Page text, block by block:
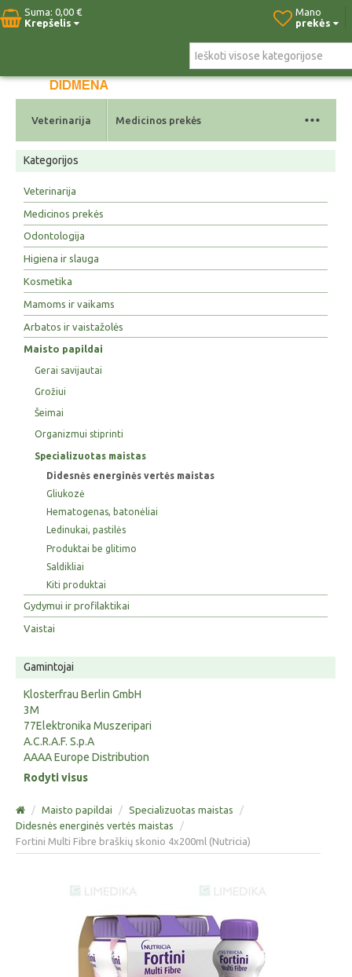
Suma: 0,00 €
Krepšelis
Mano
prekės
Naujos prekės Paieška Kontaktai
Veterinarija Medicinos prekės ...
Kategorijos
Veterinarija
Medicinos prekės
Odontologija
Higiena ir slauga
Kosmetika
Mamoms ir vaikams
Arbatos ir vaistažolės
Maisto papildai
Gerai savijautai
Grožiui
Šeimai
Organizmui stiprinti
Specializuotas maistas
Didesnės energinės vertės maistas
Gliukozė
Hematogenas, batonėliai
Ledinukai, pastilės
Produktai be glitimo
Saldikliai
Kiti produktai
Gydymui ir profilaktikai
Vaistai
Gamintojai
Klosterfrau Berlin GmbH
3M
77Elektronika Muszeripari
A.C.R.A.F. S.p.A
AAAA Europe Distribution
Rodyti visus
/ Maisto papildai / Specializuotas maistas
/
Didesnės energinės vertės maistas
/
Fortini Multi Fibre braškių skonio 4x200ml (Nutricia)